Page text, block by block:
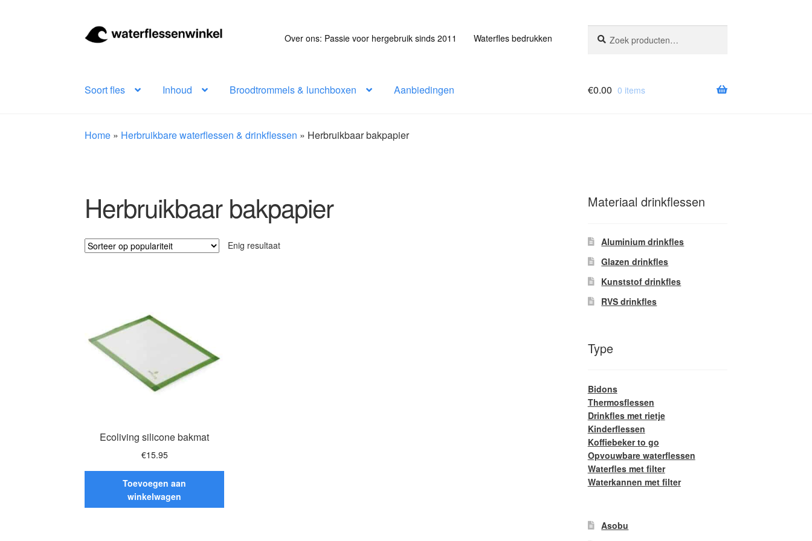
Ga
door
Ga
naar
Over ons: Passie voor hergebruik sinds 2011 Waterfles bedrukken
naar:
Soort fles Inhoud Broodtrommels & lunchboxen Aanbiedingen €0.00 0 items
Home » Herbruikbare waterflessen & drinkflessen » Herbruikbaar bakpapier
Herbruikbaar bakpapier
Enig resultaat
Ecoliving silicone bakmat
€15.95
Toevoegen aan
winkelwagen
Materiaal drinkflessen
Aluminium drinkfles
Glazen drinkfles
Kunststof drinkfles
RVS drinkfles
Type
Bidons
Thermosflessen
Drinkfles met rietje
Kinderflessen
Koffiebeker to go
Opvouwbare waterflessen
Waterfles met filter
Waterkannen met filter
Asobu